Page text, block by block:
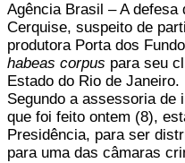
Link
Agência Brasil – A defesa
Cerquise, suspeito de
produtora Porta dos
habeas corpus para seu
Estado do Rio de Janeiro.
Segundo a assessoria de
que foi feito ontem (8),
Presidência, para ser
para uma das câmaras